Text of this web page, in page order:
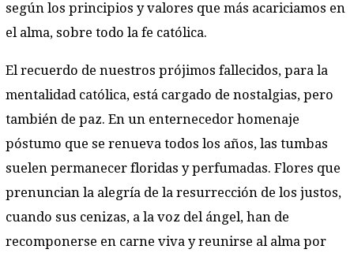
según los principios y valores que más acariciamos en
el alma, sobre todo la fe católica.
El recuerdo de nuestros prójimos fallecidos, para la
mentalidad católica, está cargado de nostalgias, pero
también de paz. En un enternecedor homenaje
póstumo que se renueva todos los años, las tumbas
suelen permanecer floridas y perfumadas. Flores que
prenuncian la alegría de la resurrección de los justos,
cuando sus cenizas, a la voz del ángel, han de
recomponerse en carne viva y reunirse al alma por